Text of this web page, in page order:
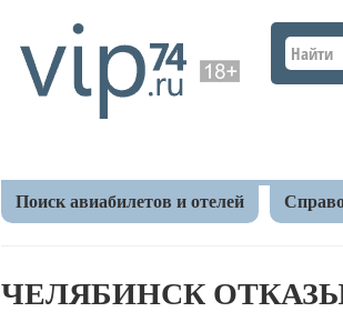
Поиск авиабилетов и отелей
ЧЕЛЯБИНСК